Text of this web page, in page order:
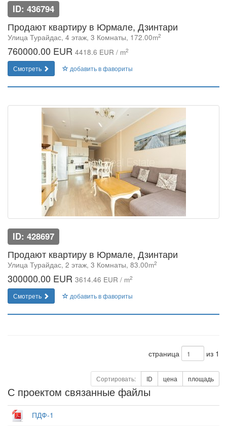
ID: 436794
Продают квартиру в Юрмале, Дзинтари
Улица Турайдас, 4 этаж, 3 Комнаты, 172.00m2
760000.00 EUR 4418.6 EUR / m2
Смотреть добавить в фавориты
ID: 428697
Продают квартиру в Юрмале, Дзинтари
Улица Турайдас, 2 этаж, 3 Комнаты, 83.00m2
300000.00 EUR 3614.46 EUR / m2
Смотреть добавить в фавориты
страница из 1
Сортировать: ID цена площадь
С проектом связанные файлы
ПДФ-1